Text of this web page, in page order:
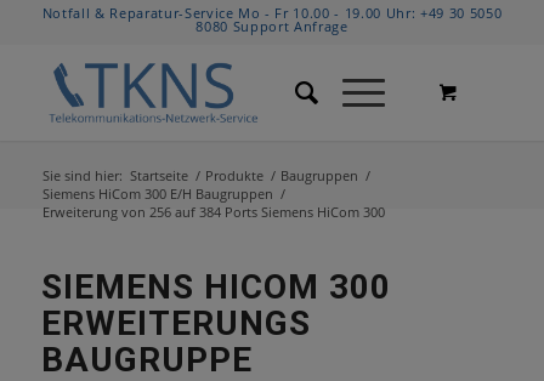
Notfall & Reparatur-Service Mo - Fr 10.00 - 19.00 Uhr:+49 30 5050
8080 Support Anfrage
Sie sind hier: Startseite / Produkte / Baugruppen /
Siemens HiCom 300 E/H Baugruppen /
Erweiterung von 256 auf 384 Ports Siemens HiCom 300
SIEMENS HICOM 300
ERWEITERUNGS
BAUGRUPPE